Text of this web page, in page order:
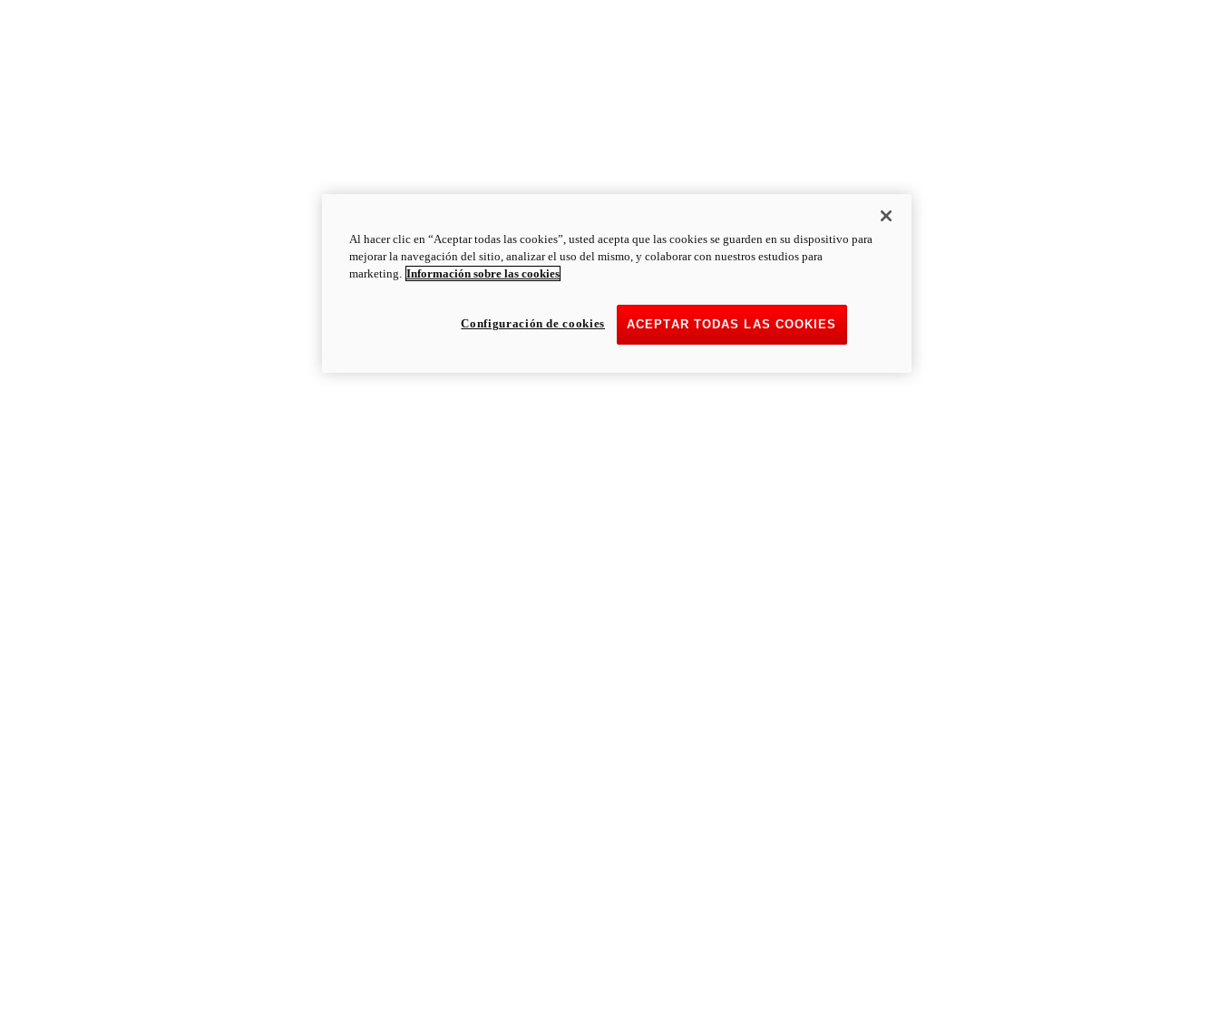
Al hacer clic en “Aceptar todas las cookies”, usted acepta que las cookies se guarden en su dispositivo para
mejorar la navegación del sitio, analizar el uso del mismo, y colaborar con nuestros estudios para
marketing. Información sobre las cookies
ACEPTAR TODAS LAS COOKIES
Configuración de cookies